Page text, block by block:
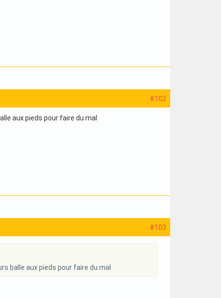
#102
aux pieds pour faire du mal
#103
balle aux pieds pour faire du mal